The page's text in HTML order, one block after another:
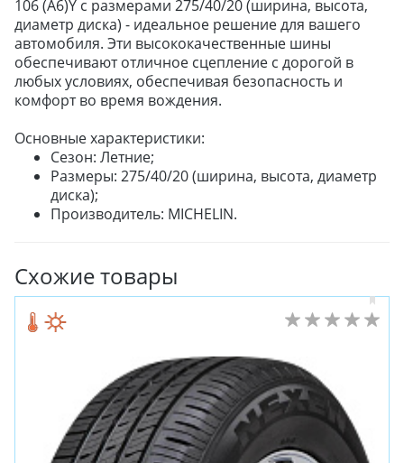
106 (A6)Y с размерами 275/40/20 (ширина, высота,
диаметр диска) - идеальное решение для вашего
автомобиля. Эти высококачественные шины
обеспечивают отличное сцепление с дорогой в
любых условиях, обеспечивая безопасность и
комфорт во время вождения.
Основные характеристики:
Сезон: Летние;
Размеры: 275/40/20 (ширина, высота, диаметр
диска);
Производитель: MICHELIN.
Схожие товары